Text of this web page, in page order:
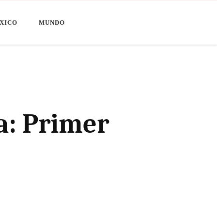
MUNDO
Primer